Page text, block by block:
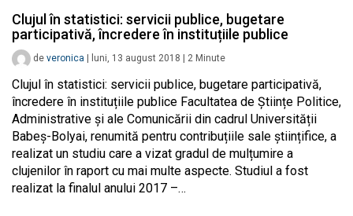
Clujul în statistici: servicii publice, bugetare
participativă, încredere în instituțiile publice
de veronica luni, 13 august 2018 2 Minute
Clujul în statistici: servicii publice, bugetare participativă,
încredere în instituțiile publice Facultatea de Științe Politice,
Administrative și ale Comunicării din cadrul Universității
Babeș-Bolyai, renumită pentru contribuțiile sale științifice, a
realizat un studiu care a vizat gradul de mulțumire a
clujenilor în raport cu mai multe aspecte. Studiul a fost
realizat la finalul anului 2017 –…